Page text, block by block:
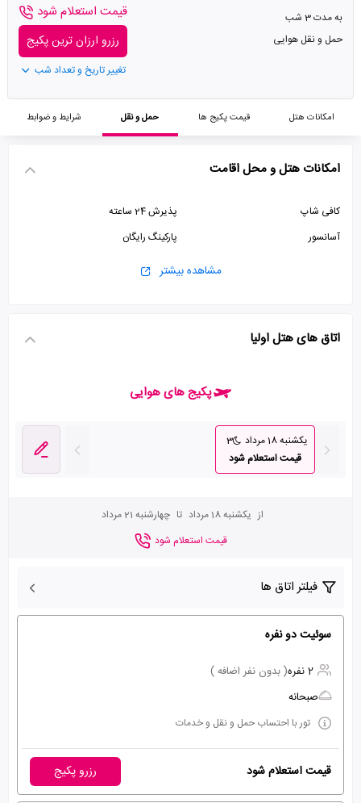
به مدت 3 شب
حمل و نقل هوایی
قیمت استعلام شود
رزرو ارزان ترین پکیج
تغییر تاریخ و تعداد شب
امکانات هتل قیمت پکیج ها حمل و نقل شرایط و ضوابط
امکانات هتل و محل اقامت
کافی شاپ
پذیرش 24 ساعته
آسانسور
پارکینگ رایگان
مشاهده بیشتر
اتاق های هتل اولیا
پکیج های هوایی
یکشنبه 18 مرداد
3
قیمت استعلام شود
از یکشنبه 18 مرداد تا چهارشنبه 21 مرداد
قیمت استعلام شود
فیلتر اتاق ها
سوئیت دو نفره
2 نفره
( بدون نفر اضافه )
صبحانه
تور با احتساب حمل و نقل و خدمات
قیمت استعلام شود رزرو پکیج